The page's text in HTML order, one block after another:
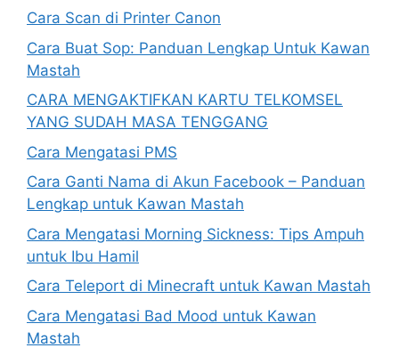
Cara Scan di Printer Canon
Cara Buat Sop: Panduan Lengkap Untuk Kawan
Mastah
CARA MENGAKTIFKAN KARTU TELKOMSEL
YANG SUDAH MASA TENGGANG
Cara Mengatasi PMS
Cara Ganti Nama di Akun Facebook – Panduan
Lengkap untuk Kawan Mastah
Cara Mengatasi Morning Sickness: Tips Ampuh
untuk Ibu Hamil
Cara Teleport di Minecraft untuk Kawan Mastah
Cara Mengatasi Bad Mood untuk Kawan
Mastah